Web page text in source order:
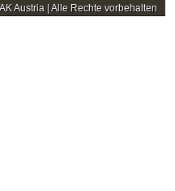
Austria | Alle Rechte vorbehalten